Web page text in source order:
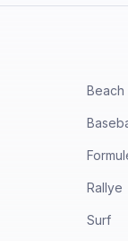
Beach
Rallye
Surf